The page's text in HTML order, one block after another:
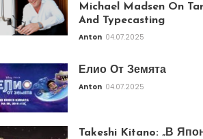
Michael Madsen On
And Typecasting
Anton 04.07.2025
Елио От Земята
Anton 04.07.2025
Takeshi Kitano: „В